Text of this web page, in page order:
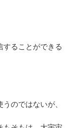
することができる
のではないが、